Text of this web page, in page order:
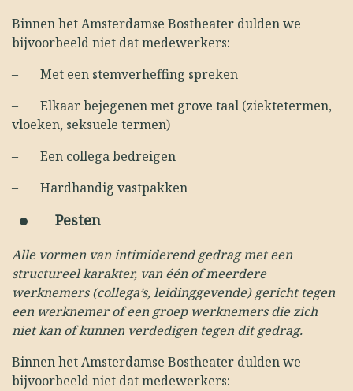
Binnen het Amsterdamse Bostheater dulden we
bijvoorbeeld niet dat medewerkers:
–
Met een stemverheffing spreken
–
Elkaar bejegenen met grove taal (ziektetermen,
vloeken, seksuele termen)
–
Een collega bedreigen
–
Hardhandig vastpakken
Pesten
Alle vormen van intimiderend gedrag met een
structureel karakter, van één of meerdere
werknemers (collega’s, leidinggevende) gericht tegen
een werknemer of een groep werknemers die zich
niet kan of kunnen verdedigen tegen dit gedrag.
Binnen het Amsterdamse Bostheater dulden we
bijvoorbeeld niet dat medewerkers: